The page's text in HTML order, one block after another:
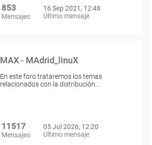
853
Mensajes
16 Sep 2021, 12:48
Último mensaje
MAX - MAdrid_linuX
En este foro trataremos los temas
relacionados con la distribución…
11517
Mensajes
05 Jul 2026, 12:20
Último mensaje